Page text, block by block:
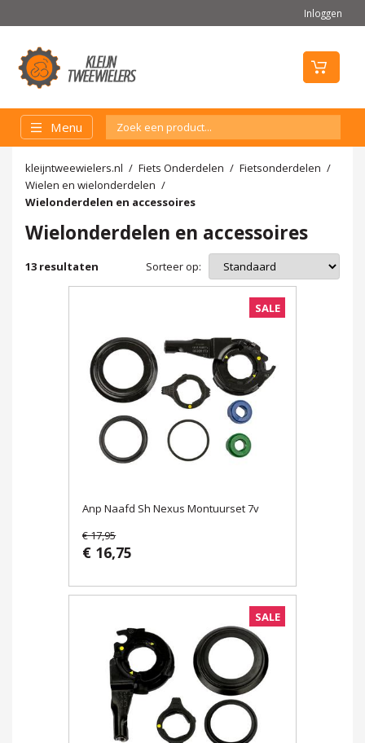
Inloggen
Menu
kleijntweewielers.nl Fiets Onderdelen
Fietsonderdelen
Wielen en wielonderdelen
Wielonderdelen en accessoires
Wielonderdelen en accessoires
13 resultaten Sorteer op:
SALE
Anp Naafd Sh Nexus Montuurset 7v
€ 17,95
€ 16,75
SALE